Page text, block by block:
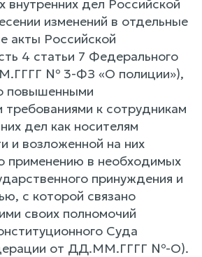
внутренних дел Российской
изменений в отдельные
акты Российской
4 статьи 7 Федерального
№ 3-ФЗ «О полиции»),
повышенными
к сотрудникам
дел как носителям
и возложенной на них
применению в необходимых
принуждения и
с которой связано
своих полномочий
Суда
от ДД.ММ.ГГГГ №-О).